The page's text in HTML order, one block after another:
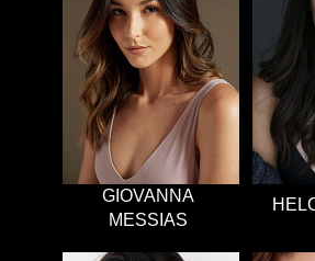
GIOVANNA
MESSIAS